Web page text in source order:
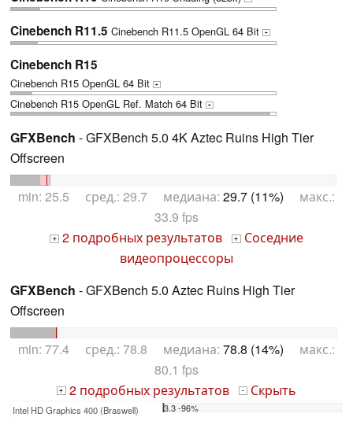
Cinebench R11.5 Cinebench R11.5 OpenGL 64 Bit +
Cinebench R15
Cinebench R15 OpenGL 64 Bit +
Cinebench R15 OpenGL Ref. Match 64 Bit +
GFXBench - GFXBench 5.0 4K Aztec Ruins High Tier
Offscreen
min: 25.5 сред.: 29.7 медиана: 29.7 (11%) макс.:
33.9 fps
+ 2 подробных результатов + Соседние
видеопроцессоры
GFXBench - GFXBench 5.0 Aztec Ruins High Tier
Offscreen
min: 77.4 сред.: 78.8 медиана: 78.8 (14%) макс.:
80.1 fps
+ 2 подробных результатов - Скрыть
Intel HD Graphics 400 (Braswell) 3.3 -96%